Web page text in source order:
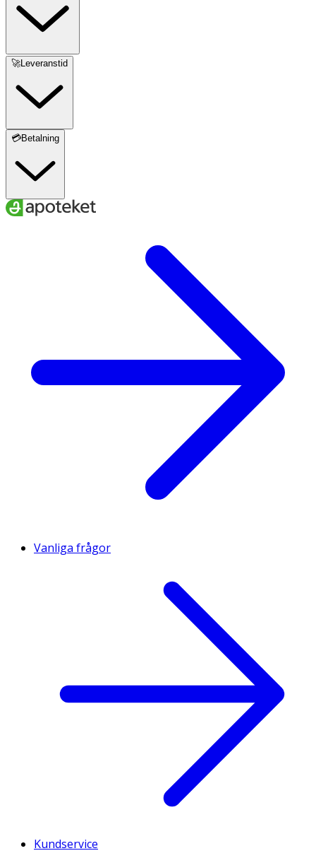
🚀Leveranstid
💳Betalning
Vanliga frågor
Kundservice